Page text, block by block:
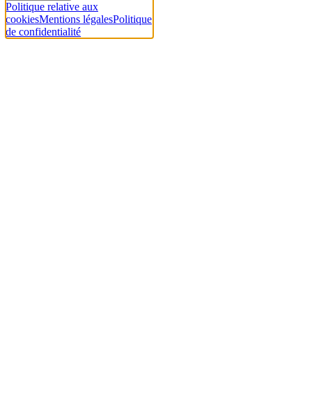
Politique relative aux
cookiesMentions légalesPolitique
de confidentialité